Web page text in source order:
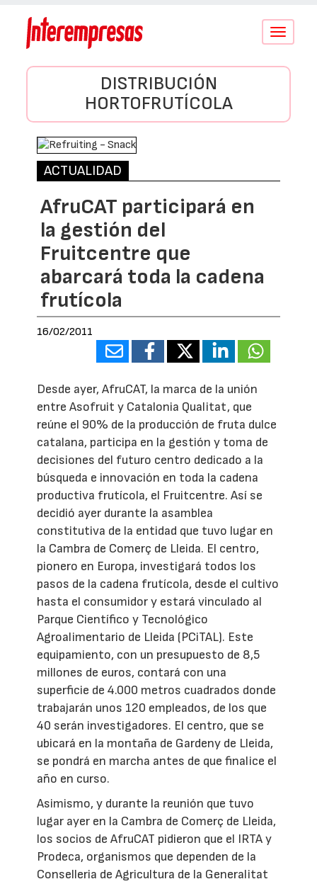
Conmutar
DISTRIBUCIÓN
HORTOFRUTÍCOLA
ACTUALIDAD
AfruCAT participará en
la gestión del
Fruitcentre que
abarcará toda la cadena
frutícola
16/02/2011
Desde ayer, AfruCAT, la marca de la unión
entre Asofruit y Catalonia Qualitat, que
reúne el 90% de la producción de fruta dulce
catalana, participa en la gestión y toma de
decisiones del futuro centro dedicado a la
búsqueda e innovación en toda la cadena
productiva frutícola, el Fruitcentre. Así se
decidió ayer durante la asamblea
constitutiva de la entidad que tuvo lugar en
la Cambra de Comerç de Lleida. El centro,
pionero en Europa, investigará todos los
pasos de la cadena frutícola, desde el cultivo
hasta el consumidor y estará vinculado al
Parque Científico y Tecnológico
Agroalimentario de Lleida (PCiTAL). Este
equipamiento, con un presupuesto de 8,5
millones de euros, contará con una
superficie de 4.000 metros cuadrados donde
trabajarán unos 120 empleados, de los que
40 serán investigadores. El centro, que se
ubicará en la montaña de Gardeny de Lleida,
se pondrá en marcha antes de que finalice el
año en curso.
Asimismo, y durante la reunión que tuvo
lugar ayer en la Cambra de Comerç de Lleida,
los socios de AfruCAT pidieron que el IRTA y
Prodeca, organismos que dependen de la
Conselleria de Agricultura de la Generalitat